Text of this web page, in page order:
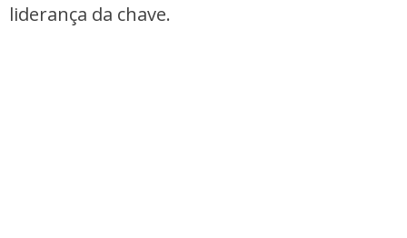
liderança da chave.